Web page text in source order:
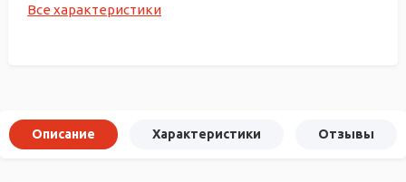
Все характеристики
Описание Характеристики Отзывы